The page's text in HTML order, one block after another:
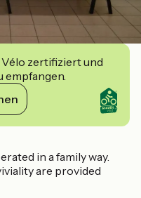
Vélo zertifiziert und
empfangen.
in a family way.
are provided